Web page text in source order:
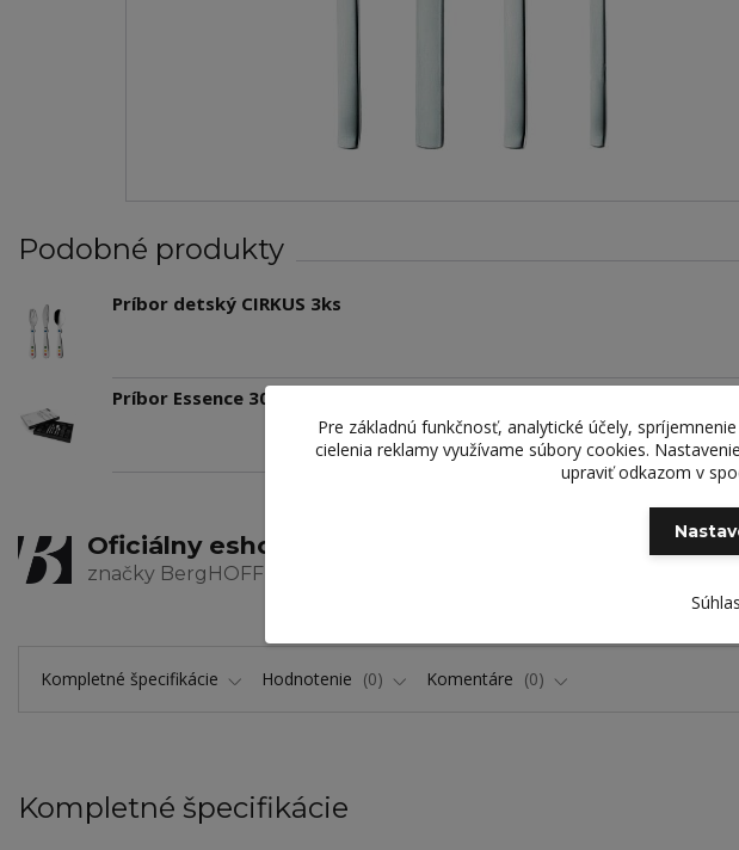
Podobné produkty
Príbor detský CIRKUS 3ks
Príbor Essence 30-dielny
Oficiálny eshop
značky BergHOFF
Zaručená kvalita
Kompletné špecifikácie Hodnotenie 0 Komentáre 0
Kompletné špecifikácie
Pre základnú funkčnosť, analytické účely,
cielenia reklamy využívame súbory cookies.
upraviť odkazom v